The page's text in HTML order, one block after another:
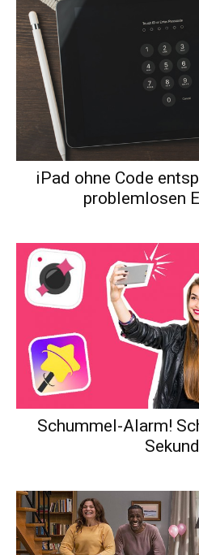
iPad ohne Code
problemlosen
Schummel-Alarm!